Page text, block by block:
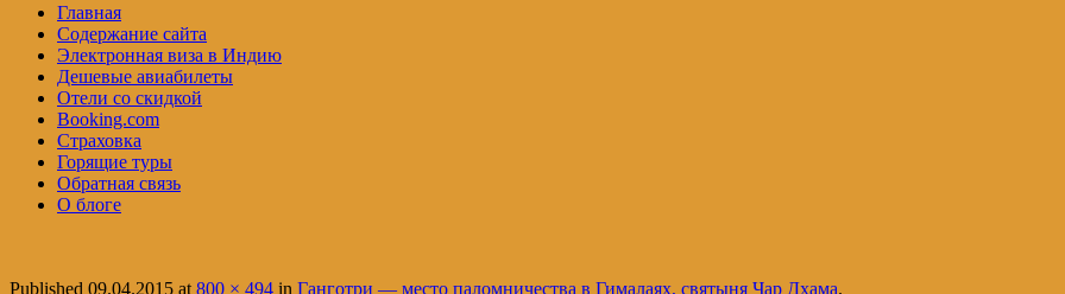
Главная
Содержание сайта
Электронная виза в Индию
Дешевые авиабилеты
Отели со скидкой
Booking.com
Страховка
Горящие туры
Обратная связь
О блоге
Published 09.04.2015 at800 × 494 in Ганготри — место паломничества в Гималаях, святыня Чар Дхама.